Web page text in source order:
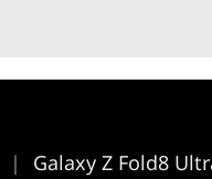
|
Galaxy Z Fold8